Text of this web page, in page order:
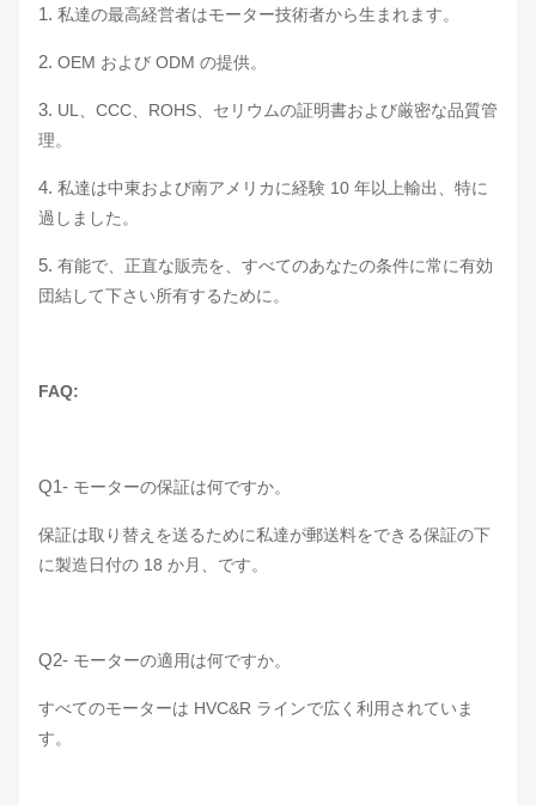
1. 私達の最高経営者はモーター技術者から生まれます。
2. OEM および ODM の提供。
3. UL、CCC、ROHS、セリウムの証明書および厳密な品質管
理。
4. 私達は中東および南アメリカに経験 10 年以上輸出、特に
過しました。
5. 有能で、正直な販売を、すべてのあなたの条件に常に有効
団結して下さい所有するために。
FAQ:
Q1- モーターの保証は何ですか。
保証は取り替えを送るために私達が郵送料をできる保証の下
に製造日付の 18 か月、です。
Q2- モーターの適用は何ですか。
すべてのモーターは HVC&R ラインで広く利用されていま
す。